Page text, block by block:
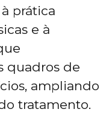
prática
e à
quadros de
ampliando
tratamento.